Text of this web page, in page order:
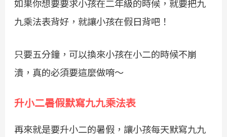
如果你想要要求小孩在二年級的時候，就要把九
九乘法表背好，就讓小孩在假日背吧！
只要五分鐘，可以換來小孩在小二的時候不崩
潰，真的必須要這麼做唷～
升小二暑假默寫九九乘法表
再來就是要升小二的暑假，讓小孩每天默寫九九